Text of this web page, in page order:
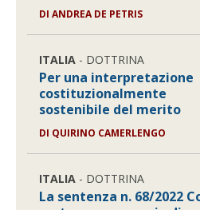
DIANDREA DE PETRIS
ITALIA - DOTTRINA
Per una interpretazione
costituzionalmente
sostenibile del merito
DI QUIRINO CAMERLENGO
ITALIA - DOTTRINA
La sentenza n. 68/2022